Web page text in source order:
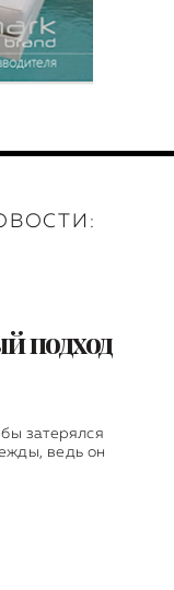
подход
затерялся
ведь он